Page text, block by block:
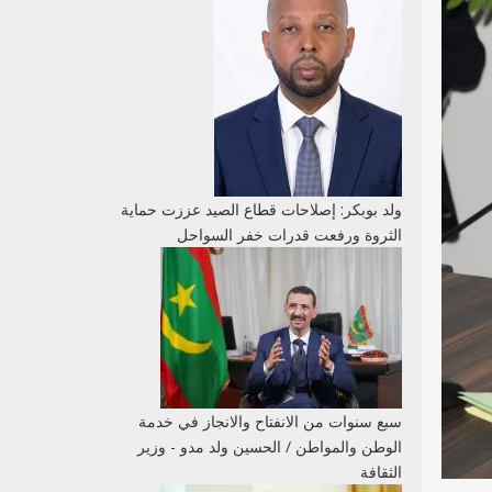
ولد بوبكر: إصلاحات قطاع الصيد عززت حماية
الثروة ورفعت قدرات خفر السواحل
سبع سنوات من الانفتاح والانجاز في خدمة
الوطن والمواطن / الحسين ولد مدو - وزير
الثقافة